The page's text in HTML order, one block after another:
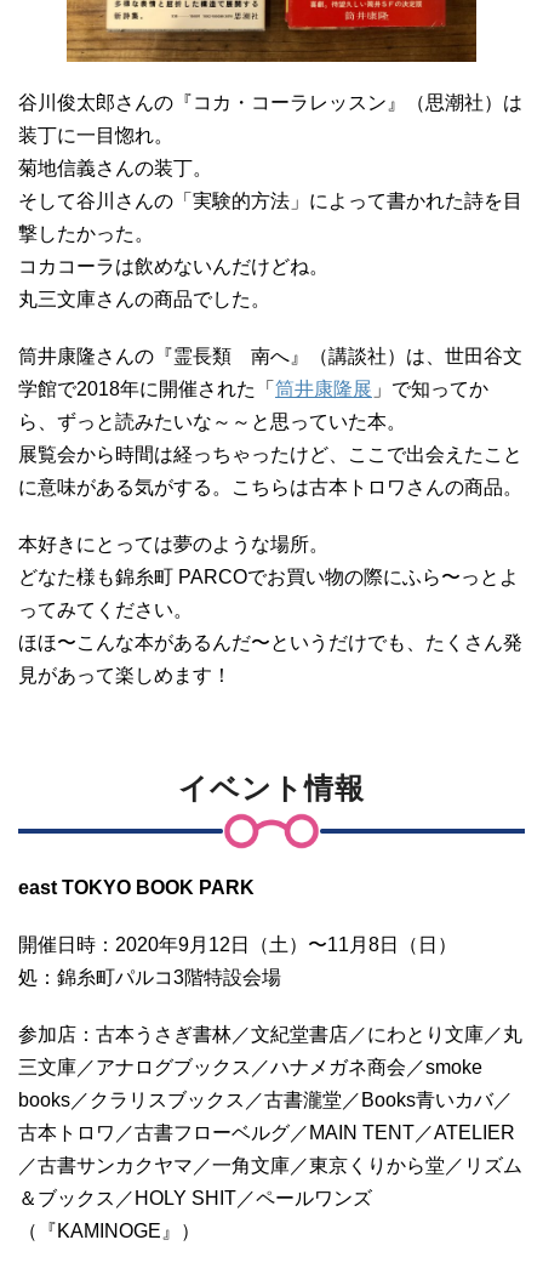
谷川俊太郎さんの『コカ・コーラレッスン』（思潮社）は
装丁に一目惚れ。
菊地信義さんの装丁。
そして谷川さんの「実験的方法」によって書かれた詩を目
撃したかった。
コカコーラは飲めないんだけどね。
丸三文庫さんの商品でした。
筒井康隆さんの『霊長類 南へ』（講談社）は、世田谷文
学館で2018年に開催された「 筒井康隆展 」で知ってか
ら、ずっと読みたいな～～と思っていた本。
展覧会から時間は経っちゃったけど、ここで出会えたこと
に意味がある気がする。こちらは古本トロワさんの商品。
本好きにとっては夢のような場所。
どなた様も錦糸町 PARCOでお買い物の際にふら〜っとよ
ってみてください。
ほほ〜こんな本があるんだ〜というだけでも、たくさん発
見があって楽しめます！
イベント情報
east TOKYO BOOK PARK
開催日時：2020年9月12日（土）〜11月8日（日）
処：錦糸町パルコ3階特設会場
参加店：古本うさぎ書林／文紀堂書店／にわとり文庫／丸
三文庫／アナログブックス／ハナメガネ商会／smoke
books／クラリスブックス／古書瀧堂／Books青いカバ／
古本トロワ／古書フローベルグ／MAIN TENT／ATELIER
／古書サンカクヤマ／一角文庫／東京くりから堂／リズム
＆ブックス／HOLY SHIT／ペールワンズ
（『KAMINOGE』）